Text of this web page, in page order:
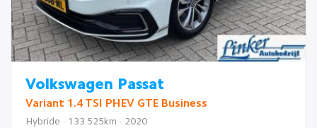
Volkswagen Passat
Variant 1.4 TSI PHEV GTE Business
Hybride · 133.525km · 2020